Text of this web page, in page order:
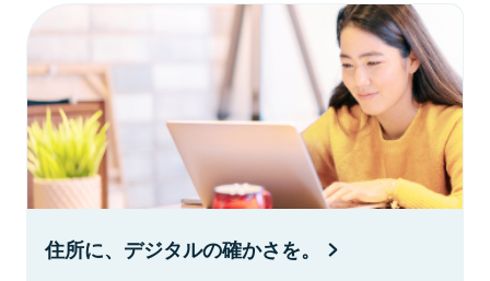
住所に、デジタルの確かさを。